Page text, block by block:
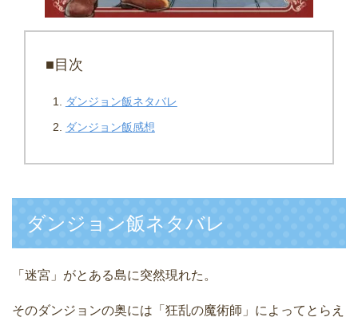
■目次
ダンジョン飯ネタバレ
ダンジョン飯感想
ダンジョン飯ネタバレ
「迷宮」がとある島に突然現れた。
そのダンジョンの奥には「狂乱の魔術師」によってとらえ